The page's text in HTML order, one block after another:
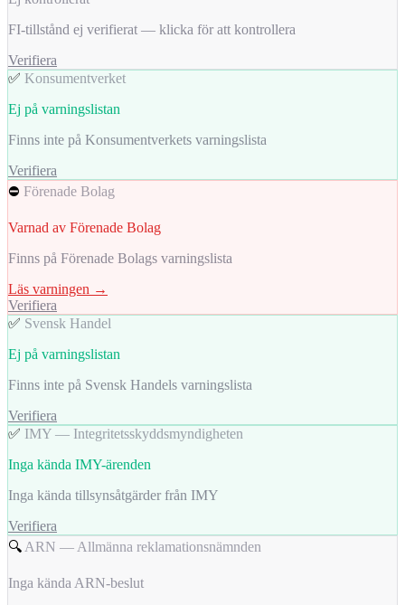
FI-tillstånd ej verifierat — klicka för att kontrollera
Verifiera
✅ Konsumentverket
Ej på varningslistan
Finns inte på Konsumentverkets varningslista
Verifiera
⛔ Förenade Bolag
Varnad av Förenade Bolag
Finns på Förenade Bolags varningslista
Läs varningen →
Verifiera
✅ Svensk Handel
Ej på varningslistan
Finns inte på Svensk Handels varningslista
Verifiera
✅ IMY — Integritetsskyddsmyndigheten
Inga kända IMY-ärenden
Inga kända tillsynsåtgärder från IMY
Verifiera
🔍 ARN — Allmänna reklamationsnämnden
Inga kända ARN-beslut